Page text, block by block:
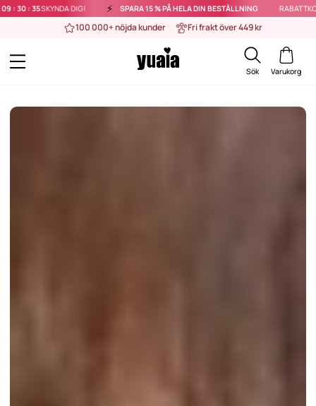
DIG! ⚡️ SPARA 15 % PÅ HELA DIN BESTÄLLNING RABATTKODEN SAVE15
100 000+ nöjda kunder Fri frakt över 449 kr
Sök Varukorg